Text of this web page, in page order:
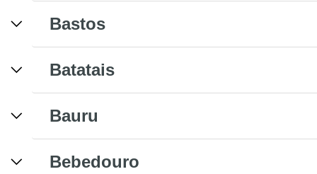
Bastos
Batatais
Bauru
Bebedouro